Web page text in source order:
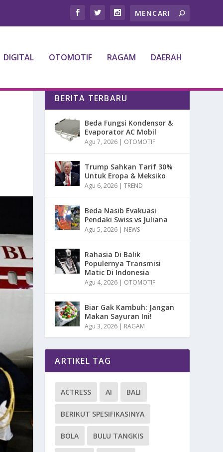
DIGITAL OTOMOTIF RAGAM DAERAH
BERITA TERBARU
Beda Fungsi Kondensor &
Evaporator AC Mobil
Agu 7, 2026 | OTOMOTIF
Trump Sahkan Tarif 30%
Untuk Eropa & Meksiko
Agu 6, 2026 |TREND
Beda Nasib Evakuasi
Pendaki Swiss vs Juliana
Agu 5, 2026 | NEWS
Rahasia Di Balik
Populernya Transmisi
Matic Di Indonesia
Agu 4, 2026 | OTOMOTIF
Biar Gak Kambuh: Jangan
Makan Sayuran Ini!
Agu 3, 2026 | RAGAM
ARTIKEL TAG
ACTRESS AI BALI
BERIKUT SPESIFIKASINYA
BOLA BULU TANGKIS